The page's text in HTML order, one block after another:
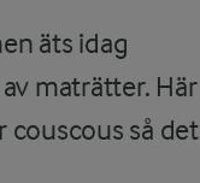
äts idag
maträtter. Här
couscous så det